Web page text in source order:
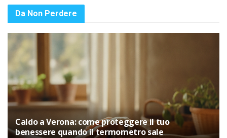
Da Non Perdere
Caldo a Verona: come proteggere il tuo
benessere quando il termometro sale